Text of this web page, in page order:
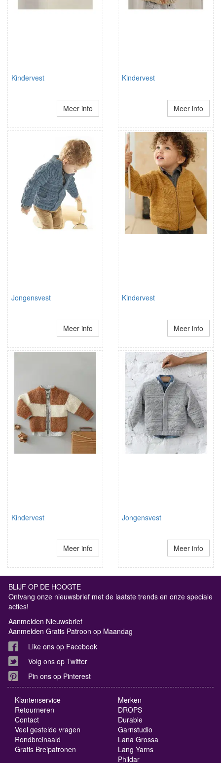
Kindervest
Meer info
Kindervest
Meer info
Jongensvest
Meer info
Kindervest
Meer info
Kindervest
Meer info
Jongensvest
Meer info
BLIJF OP DE HOOGTE
Ontvang onze nieuwsbrief met de laatste trends en onze speciale
acties!
Aanmelden Nieuwsbrief
Aanmelden Gratis Patroon op Maandag
Like ons op Facebook
Volg ons op Twitter
Pin ons op Pinterest
Klantenservice
Retourneren
Contact
Veel gestelde vragen
Rondbreinaald
Gratis Breipatronen
Merken
DROPS
Durable
Garnstudio
Lana Grossa
Lang Yarns
Phildar